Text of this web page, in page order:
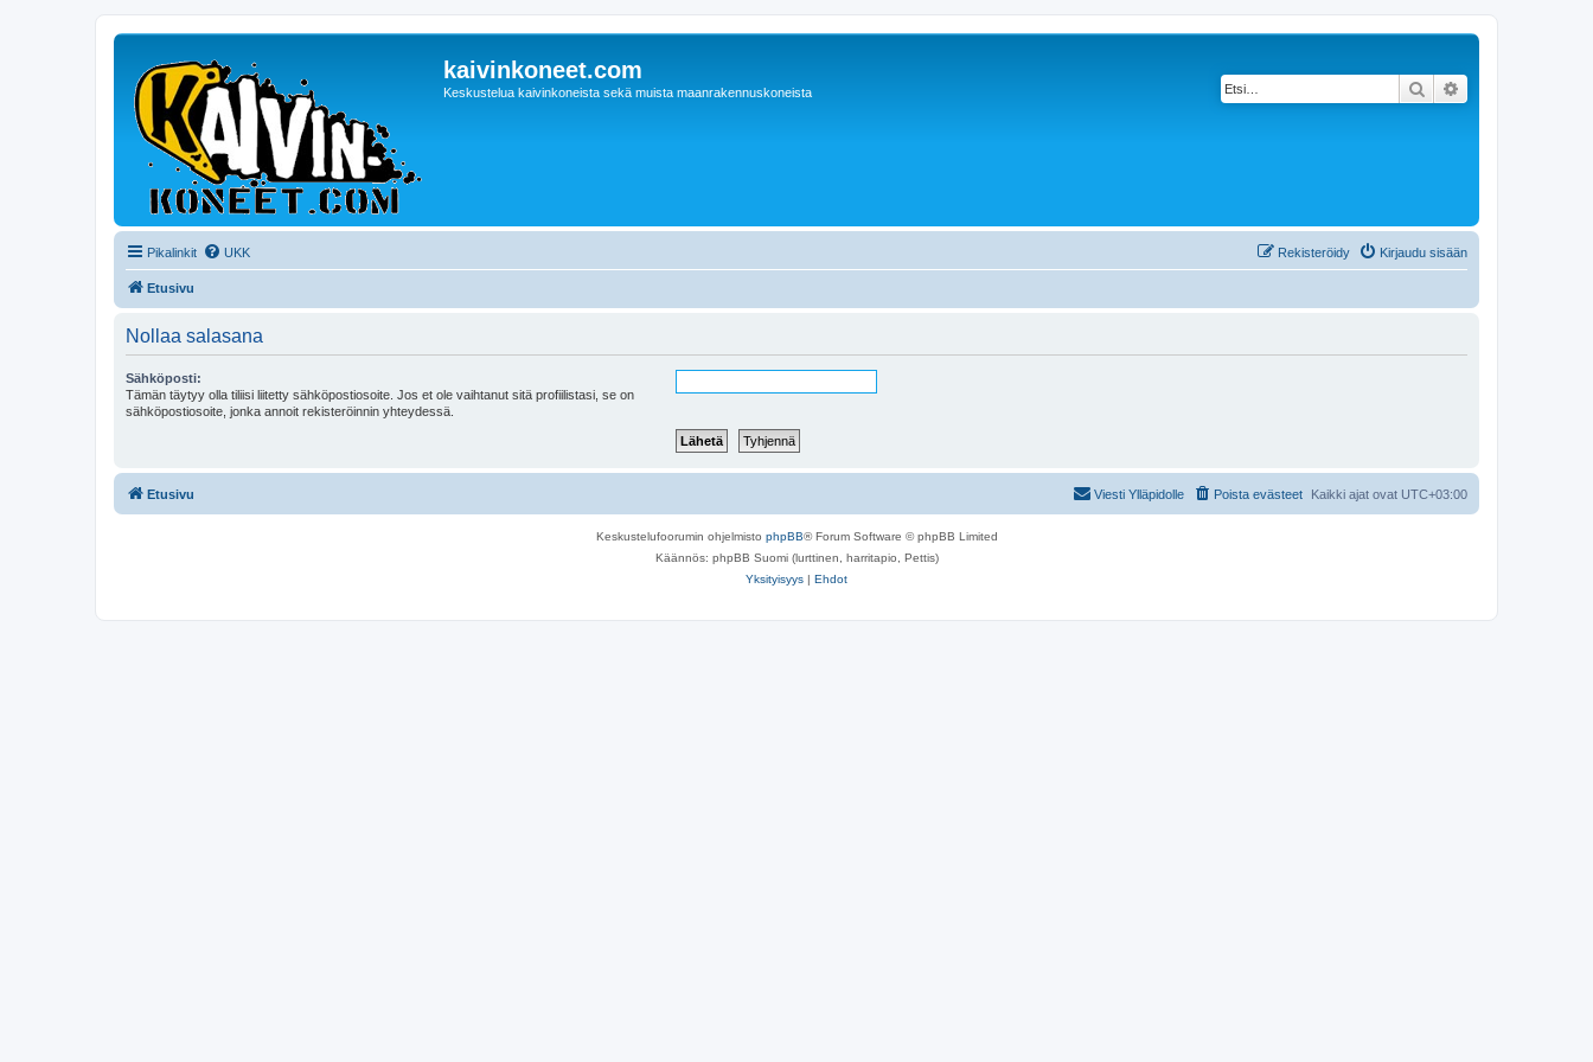
kaivinkoneet.com
Keskustelua kaivinkoneista sekä muista maanrakennuskoneista Etsi
Pikalinkit UKK Kirjaudu sisään
Rekisteröidy
Etusivu
Nollaa salasana
Sähköposti:
Tämän täytyy olla tiliisi liitetty sähköpostiosoite. Jos et ole vaihtanut sitä profiilistasi, se on
sähköpostiosoite, jonka annoit rekisteröinnin yhteydessä.
Etusivu Kaikki ajat ovat UTC+03:00
Poista evästeet
Viesti Ylläpidolle
Keskustelufoorumin ohjelmisto phpBB® Forum Software © phpBB Limited
Käännös: phpBB Suomi (lurttinen, harritapio, Pettis)
Yksityisyys | Ehdot